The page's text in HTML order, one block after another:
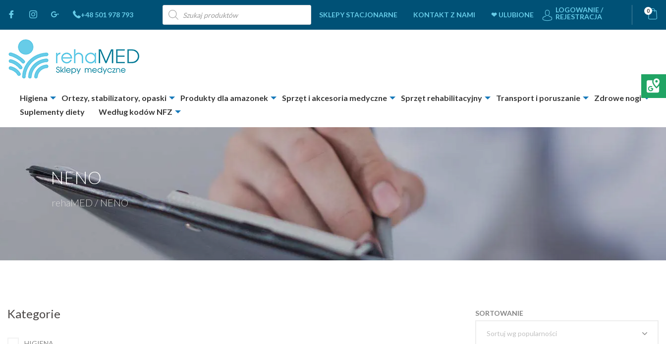
+48 501 978 793
Wyszukiwarka
produktów
SKLEPY STACJONARNE KONTAKT Z NAMI ❤ ULUBIONE
LOGOWANIE /
REJESTRACJA
0
Higiena Ortezy, stabilizatory, opaski Produkty dla amazonek Sprzęt i akcesoria medyczne Sprzęt rehabilitacyjny Transport i poruszanie
Zdrowe nogi
Suplementy diety
Według kodów NFZ
NENO
rehaMED /NENO
Kategorie SORTOWANIE